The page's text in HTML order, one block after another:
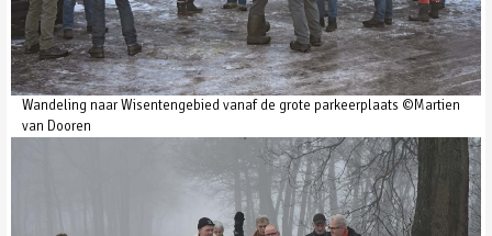
Wandeling naar Wisentengebied vanaf de grote parkeerplaats ©Martien
van Dooren